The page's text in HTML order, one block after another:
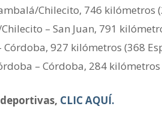
Chilecito, 746 kilómetros
– San Juan, 791
Córdoba, 927 kilómetros (368
– Córdoba, 284 kilómetros
CLIC AQUÍ.